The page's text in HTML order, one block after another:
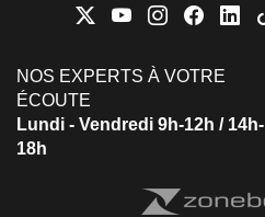
NOS EXPERTS À VOTRE
ÉCOUTE
Lundi - Vendredi 9h-12h / 14h-
18h